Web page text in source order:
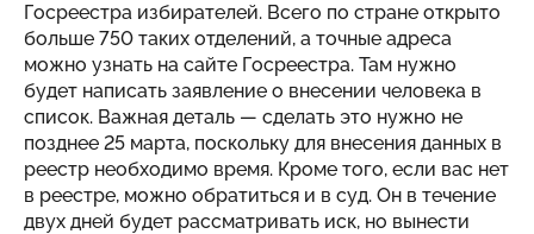
Госреестра избирателей. Всего по стране открыто
больше 750 таких отделений, а точные адреса
можно узнать на сайте Госреестра. Там нужно
будет написать заявление о внесении человека в
список. Важная деталь — сделать это нужно не
позднее 25 марта, поскольку для внесения данных в
реестр необходимо время. Кроме того, если вас нет
в реестре, можно обратиться и в суд. Он в течение
двух дней будет рассматривать иск, но вынести